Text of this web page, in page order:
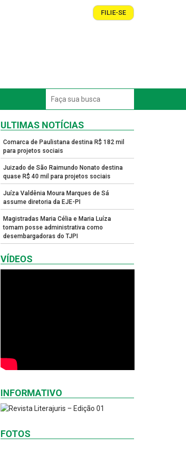
FILIE-SE
ULTIMAS NOTÍCIAS
Comarca de Paulistana destina R$ 182 mil
para projetos sociais
Juizado de São Raimundo Nonato destina
quase R$ 40 mil para projetos sociais
Juíza Valdênia Moura Marques de Sá
assume diretoria da EJE-PI
Magistradas Maria Célia e Maria Luíza
tomam posse administrativa como
desembargadoras do TJPI
VÍDEOS
INFORMATIVO
FOTOS